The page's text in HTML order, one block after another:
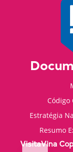
Código
Estratégia
Resumo
VisitaVina